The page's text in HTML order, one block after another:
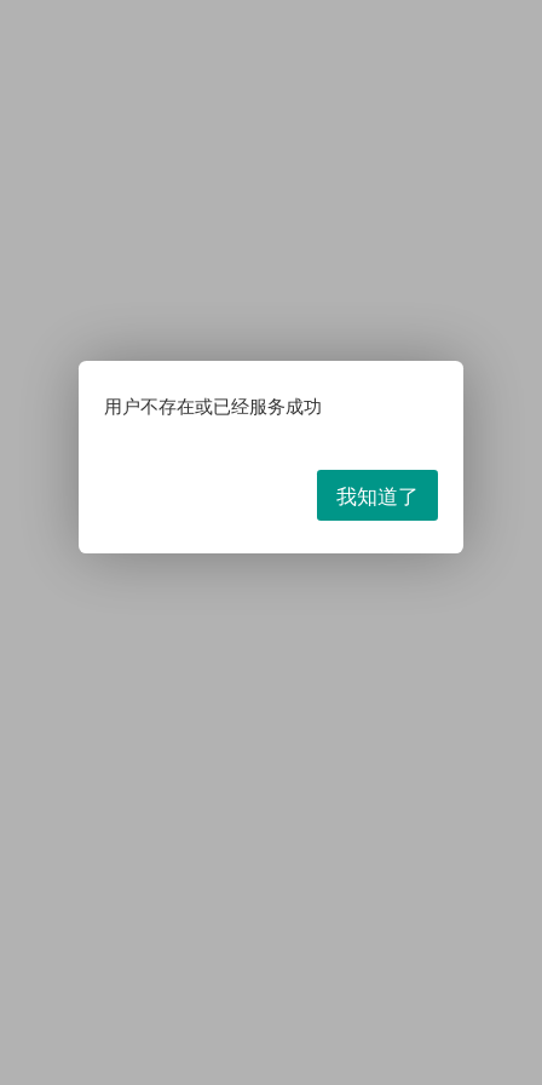
用户不存在或已经服务成功
我知道了